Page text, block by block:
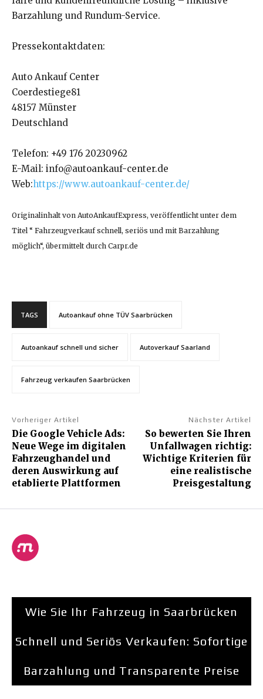
Barzahlung und Rundum-Service.
Pressekontaktdaten:
Auto Ankauf Center
Coerdestiege81
48157 Münster
Deutschland
Telefon: +49 176 20230962
E-Mail: info@autoankauf-center.de
Web:https://www.autoankauf-center.de/
Originalinhalt von AutoAnkaufExpress, veröffentlicht unter dem
Titel “ Fahrzeugverkauf schnell, seriös und mit Barzahlung
möglich“, übermittelt durch Carpr.de
TAGS Autoankauf ohne TÜV Saarbrücken
Autoankauf schnell und sicher Autoverkauf Saarland
Fahrzeug verkaufen Saarbrücken
Vorheriger Artikel
Die Google Vehicle Ads:
Neue Wege im digitalen
Fahrzeughandel und
deren Auswirkung auf
etablierte Plattformen
Nächster Artikel
So bewerten Sie Ihren
Unfallwagen richtig:
Wichtige Kriterien für
eine realistische
Preisgestaltung
Wie Sie Ihr Fahrzeug in Saarbrücken
Schnell und Seriös Verkaufen: Sofortige
Barzahlung und Transparente Preise